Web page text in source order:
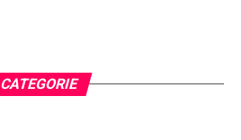
CATEGORIE